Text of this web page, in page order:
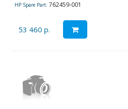
HP Spare Part: 762459-001
53 460 р.